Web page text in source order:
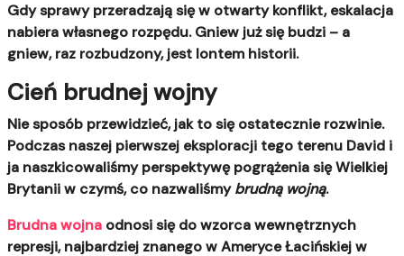
Gdy sprawy przeradzają się w otwarty konflikt, eskalacja
nabiera własnego rozpędu. Gniew już się budzi – a
gniew, raz rozbudzony, jest lontem historii.
Cień brudnej wojny
Nie sposób przewidzieć, jak to się ostatecznie rozwinie.
Podczas naszej pierwszej eksploracji tego terenu David i
ja naszkicowaliśmy perspektywę pogrążenia się Wielkiej
Brytanii w czymś, co nazwaliśmybrudną wojną.
Brudna wojna odnosi się do wzorca wewnętrznych
represji, najbardziej znanego w Ameryce Łacińskiej w